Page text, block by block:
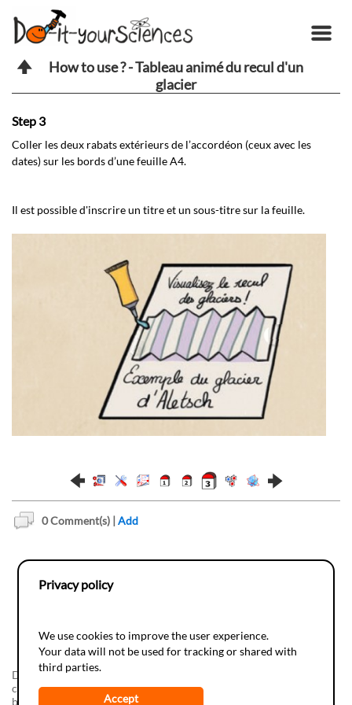
How to use ? - Tableau animé du recul d'un
glacier
Step 3
Coller les deux rabats extérieurs de l’accordéon (ceux avec les
dates) sur les bords d’une feuille A4.
Il est possible d'inscrire un titre et un sous-titre sur la feuille.
0Comment(s) | Add
Do-it-yourSciences, a realization of the
collaboration with theEspace des Inventions
been supported byInfo-Energie
Privacy policy
We use cookies to improve the user experience.
Your data will not be used for tracking or shared with
third parties.
Accept